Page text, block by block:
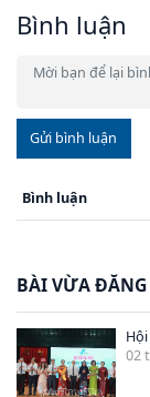
Bình luận
Gửi bình luận
Bình luận
BÀI VỪA ĐĂNG
02